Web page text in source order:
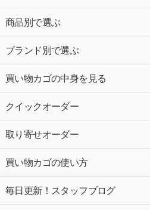
商品別で選ぶ
ブランド別で選ぶ
買い物カゴの中身を見る
クイックオーダー
取り寄せオーダー
買い物カゴの使い方
毎日更新！スタッフブログ